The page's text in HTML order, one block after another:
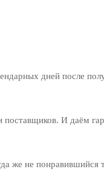
дней после
И даём
же не понравившийся